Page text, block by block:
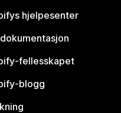
hjelpesenter
fellesskapet
blogg